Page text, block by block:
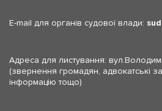
E-mail для органів судової влади: sud
Адреса для листування:
(звернення громадян, адвокатські
інформацію тощо)